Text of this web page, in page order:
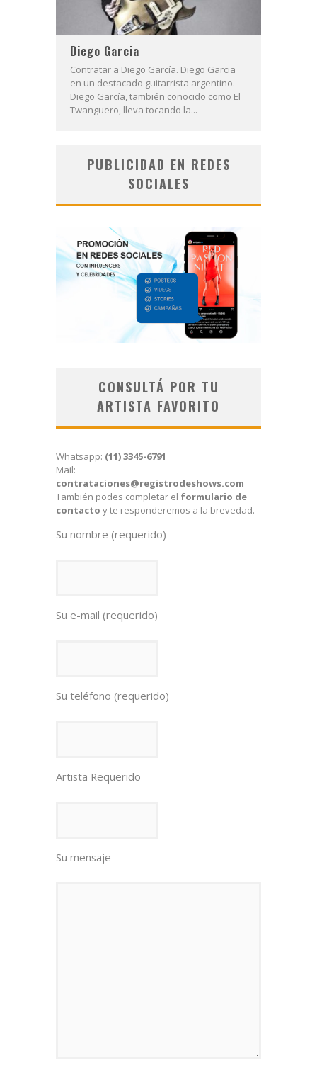
Diego Garcia
Contratar a Diego García. Diego Garcia
en un destacado guitarrista argentino.
Diego García, también conocido como El
Twanguero, lleva tocando la...
PUBLICIDAD EN REDES
SOCIALES
CONSULTÁ POR TU
ARTISTA FAVORITO
Whatsapp: (11) 3345-6791
Mail:
contrataciones@registrodeshows.com
También podes completar el formulario de
contacto y te responderemos a la brevedad.
Su nombre (requerido)
Su e-mail (requerido)
Su teléfono (requerido)
Artista Requerido
Su mensaje